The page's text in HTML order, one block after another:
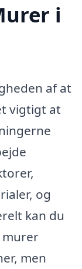
i
af at
vigtigt at
og
kan du
murer
men